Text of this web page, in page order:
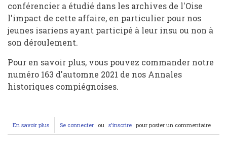
conférencier a étudié dans les archives de l'Oise
l'impact de cette affaire, en particulier pour nos
jeunes isariens ayant participé à leur insu ou non à
son déroulement.
Pour en savoir plus, vous pouvez commander notre
numéro 163 d'automne 2021 de nos Annales
historiques compiégnoises.
En savoir plus
Conférence
Se connecter ou s'inscrire pour poster un commentaire